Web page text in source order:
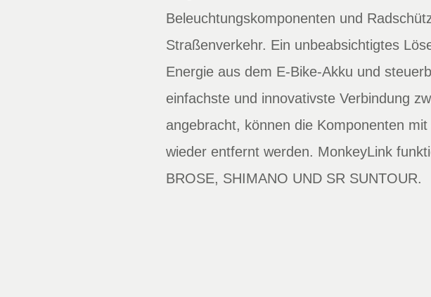
Beleuchtungskomponenten und
Straßenverkehr. Ein unbeabsichtigtes
Energie aus dem E-Bike-Akku und
einfachste und innovativste Verbindung
angebracht, können die Komponenten
wieder entfernt werden. MonkeyLink
BROSE, SHIMANO UND SR SUNTOUR.